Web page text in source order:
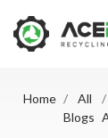
Productos
Home
All
Blogs